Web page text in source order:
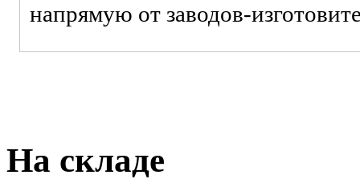
напрямую от заводов-
На складе